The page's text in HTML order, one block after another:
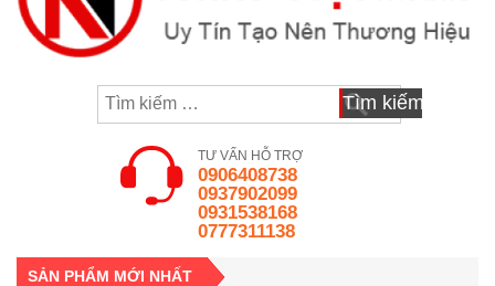
TƯ VẤN HỖ TRỢ
0906408738
0937902099
0931538168
0777311138
SẢN PHẨM MỚI NHẤT